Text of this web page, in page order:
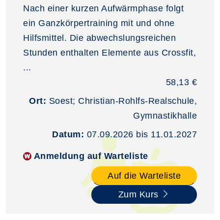
Nach einer kurzen Aufwärmphase folgt
ein Ganzkörpertraining mit und ohne
Hilfsmittel. Die abwechslungsreichen
Stunden enthalten Elemente aus Crossfit,
...
58,13 €
Ort: Soest; Christian-Rohlfs-Realschule,
Gymnastikhalle
Datum: 07.09.2026 bis 11.01.2027
Anmeldung auf Warteliste
Auf die Warteliste
Zum Kurs